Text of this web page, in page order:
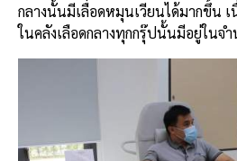
กลางนั้นมีเลือดหมุนเวียนได้มากขึ้น เ
ในคลังเลือดกลางทุกกรุ๊ปนั้นมีอยู่ในจ